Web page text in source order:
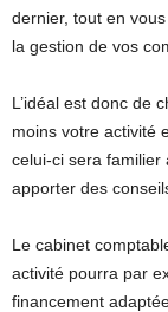
dernier, tout en
la gestion de vos
L’idéal est donc de
moins votre activité
celui-ci sera familier
apporter des
Le cabinet
activité pourra par
financement